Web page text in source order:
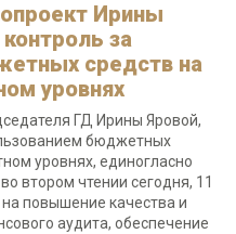
Ирины
за
средств на
уровнях
ГД Ирины Яровой,
бюджетных
уровнях, единогласно
втором чтении сегодня, 11
повышение качества и
аудита, обеспечение